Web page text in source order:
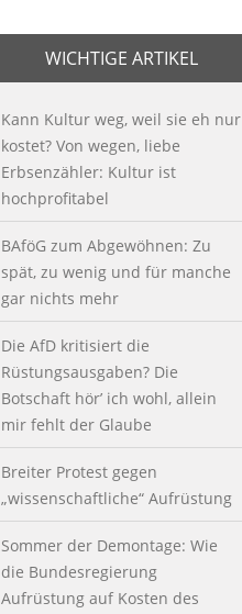
WICHTIGE ARTIKEL
Kann Kultur weg, weil sie eh nur
kostet? Von wegen, liebe
Erbsenzähler: Kultur ist
hochprofitabel
BAföG zum Abgewöhnen: Zu
spät, zu wenig und für manche
gar nichts mehr
Die AfD kritisiert die
Rüstungsausgaben? Die
Botschaft hör’ ich wohl, allein
mir fehlt der Glaube
Breiter Protest gegen
„wissenschaftliche“ Aufrüstung
Sommer der Demontage: Wie
die Bundesregierung
Aufrüstung auf Kosten des